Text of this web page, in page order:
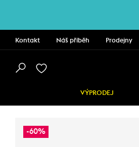
Kontakt Náš příběh Prodejny
VÝPRODEJ
-60%